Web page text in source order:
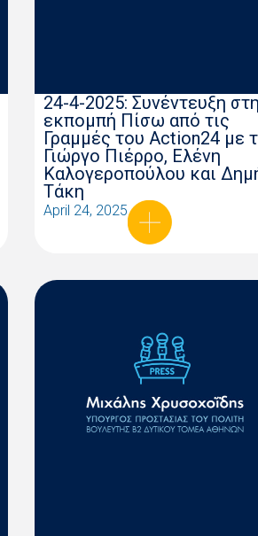
24-4-2025: Συνέντευξη
εκπομπή Πίσω από τις
Γραμμές του Action24 με
Γιώργο Πιέρρο, Ελένη
Καλογεροπούλου και
Τάκη
April 24, 2025